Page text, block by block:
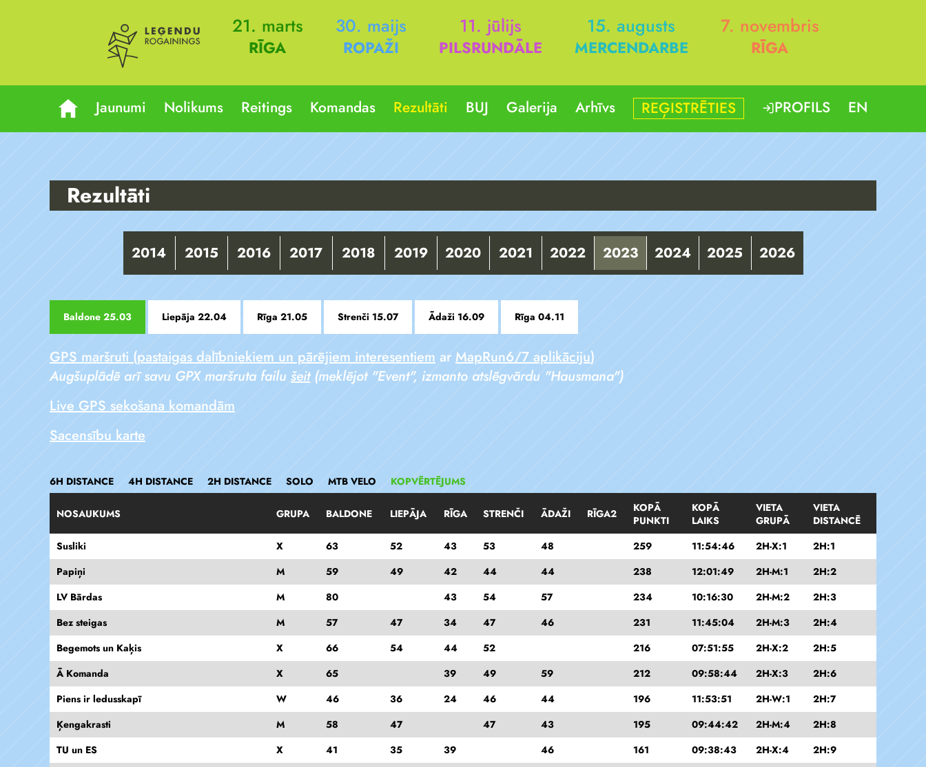
21. marts
RĪGA
30. maijs
ROPAŽI
11. jūlijs
PILSRUNDĀLE
15. augusts
MERCENDARBE
7. novembris
RĪGA
Jaunumi Nolikums Reitings Komandas Rezultāti BUJ Galerija Arhīvs REĢISTRĒTIES PROFILS EN
Rezultāti
2014 2015 2016 2017 2018 2019 2020 2021 2022 2023 2024 2025 2026
Baldone 25.03 Liepāja 22.04 Rīga 21.05 Strenči 15.07 Ādaži 16.09 Rīga 04.11
GPS maršruti (pastaigas dalībniekiem un pārējiem interesentiem ar MapRun6/7 aplikāciju)
Augšuplādē arī savu GPX maršruta failu šeit(meklējot "Event", izmanto atslēgvārdu "Hausmana")
Live GPS sekošana komandām
Sacensību karte
6H DISTANCE 4H DISTANCE 2H DISTANCE SOLO MTB VELO KOPVĒRTĒJUMS
NOSAUKUMS GRUPA BALDONE LIEPĀJA RĪGA STRENČI ĀDAŽI RĪGA2
KOPĀ
PUNKTI
KOPĀ
LAIKS
VIETA
GRUPĀ
VIETA
DISTANCĒ
Susliki
X 63 52 43 53 48 259 11:54:46 2H-X:1
2H:1
Papiņi
M 59 49 42 44 44 238 12:01:49 2H-M:1
2H:2
LV Bārdas
M 80 43 54 57 234 10:16:30 2H-M:2
2H:3
Bez steigas
M 57 47 34 47 46 231 11:45:04 2H-M:3
2H:4
Begemots un Kaķis
X 66 54 44 52 216 07:51:55 2H-X:2
2H:5
Ā Komanda
X 65 39 49 59 212 09:58:44 2H-X:3
2H:6
Piens ir ledusskapī
W 46 36 24 46 44 196 11:53:51 2H-W:1
2H:7
Ķengakrasti
M 58 47 47 43 195 09:44:42 2H-M:4
2H:8
TU un ES
X 41 35 39 46 161 09:38:43 2H-X:4
2H:9